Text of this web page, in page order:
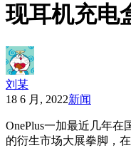
现耳机充电
刘某
18 6 月, 2022新闻
OnePlus一加最近几年
的衍生市场大展拳脚，